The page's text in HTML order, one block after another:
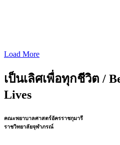
Load More
เป็นเลิศเพื่อทุกชีวิต /
Lives
คณะพยาบาลศาสตร์อัครราชกุมารี
ราชวิทยาลัยจุฬาภรณ์